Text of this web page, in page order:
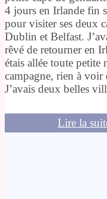
4 jours en Irlande fin
pour visiter ses deux
Dublin et Belfast.
rêvé de retourner en
étais allée toute petite
campagne, rien à voir
J’avais deux belles
Lire la